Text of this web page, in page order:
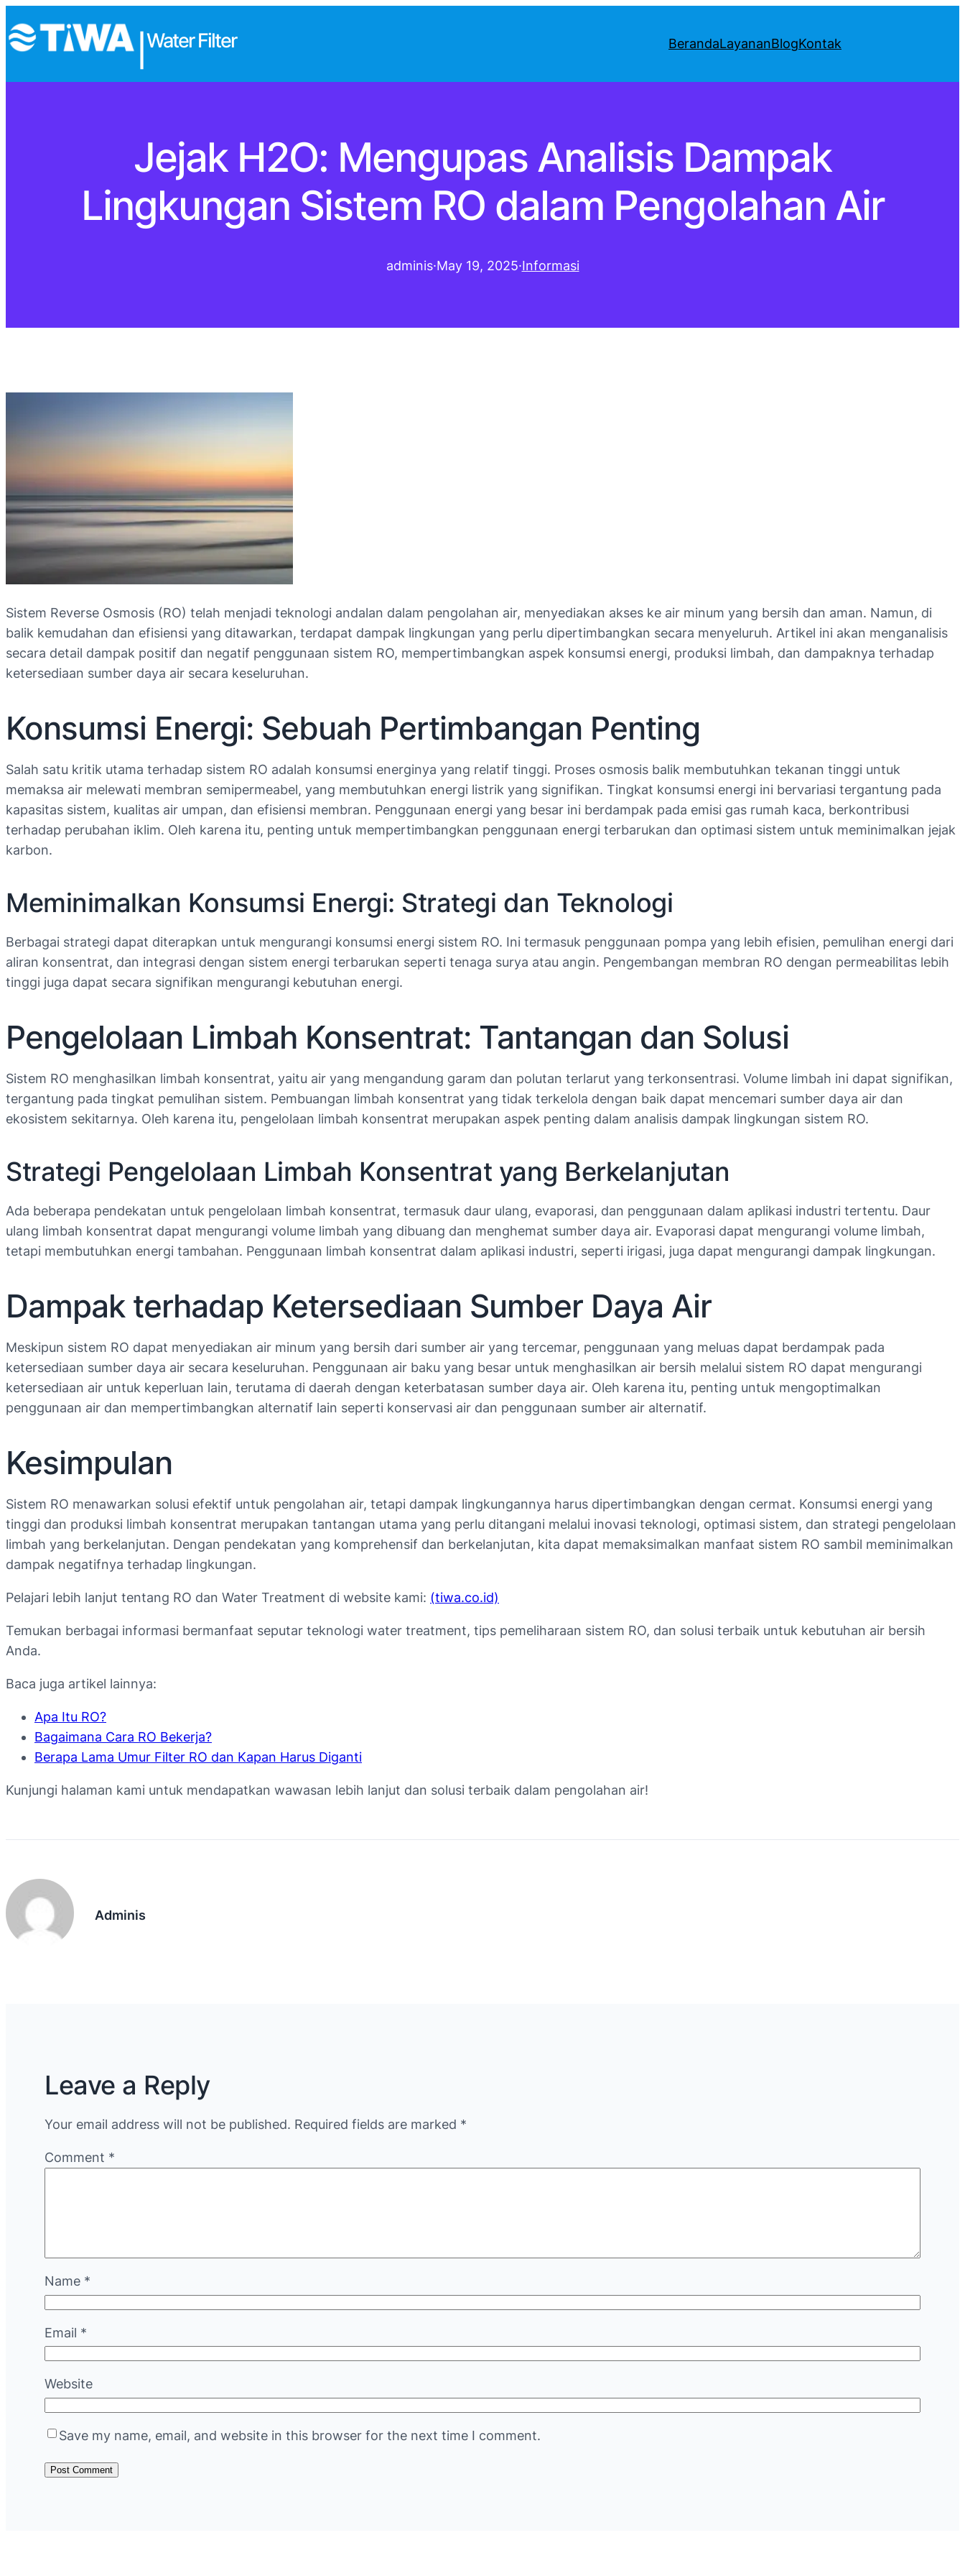
Water Filter BerandaLayananBlogKontak
Jejak H2O: Mengupas Analisis Dampak
Lingkungan Sistem RO dalam Pengolahan Air
adminis·May 19, 2025·Informasi
Sistem Reverse Osmosis (RO) telah menjadi teknologi andalan dalam pengolahan air, menyediakan akses ke air minum yang bersih dan aman. Namun, di
balik kemudahan dan efisiensi yang ditawarkan, terdapat dampak lingkungan yang perlu dipertimbangkan secara menyeluruh. Artikel ini akan menganalisis
secara detail dampak positif dan negatif penggunaan sistem RO, mempertimbangkan aspek konsumsi energi, produksi limbah, dan dampaknya terhadap
ketersediaan sumber daya air secara keseluruhan.
Konsumsi Energi: Sebuah Pertimbangan Penting
Salah satu kritik utama terhadap sistem RO adalah konsumsi energinya yang relatif tinggi. Proses osmosis balik membutuhkan tekanan tinggi untuk
memaksa air melewati membran semipermeabel, yang membutuhkan energi listrik yang signifikan. Tingkat konsumsi energi ini bervariasi tergantung pada
kapasitas sistem, kualitas air umpan, dan efisiensi membran. Penggunaan energi yang besar ini berdampak pada emisi gas rumah kaca, berkontribusi
terhadap perubahan iklim. Oleh karena itu, penting untuk mempertimbangkan penggunaan energi terbarukan dan optimasi sistem untuk meminimalkan jejak
karbon.
Meminimalkan Konsumsi Energi: Strategi dan Teknologi
Berbagai strategi dapat diterapkan untuk mengurangi konsumsi energi sistem RO. Ini termasuk penggunaan pompa yang lebih efisien, pemulihan energi dari
aliran konsentrat, dan integrasi dengan sistem energi terbarukan seperti tenaga surya atau angin. Pengembangan membran RO dengan permeabilitas lebih
tinggi juga dapat secara signifikan mengurangi kebutuhan energi.
Pengelolaan Limbah Konsentrat: Tantangan dan Solusi
Sistem RO menghasilkan limbah konsentrat, yaitu air yang mengandung garam dan polutan terlarut yang terkonsentrasi. Volume limbah ini dapat signifikan,
tergantung pada tingkat pemulihan sistem. Pembuangan limbah konsentrat yang tidak terkelola dengan baik dapat mencemari sumber daya air dan
ekosistem sekitarnya. Oleh karena itu, pengelolaan limbah konsentrat merupakan aspek penting dalam analisis dampak lingkungan sistem RO.
Strategi Pengelolaan Limbah Konsentrat yang Berkelanjutan
Ada beberapa pendekatan untuk pengelolaan limbah konsentrat, termasuk daur ulang, evaporasi, dan penggunaan dalam aplikasi industri tertentu. Daur
ulang limbah konsentrat dapat mengurangi volume limbah yang dibuang dan menghemat sumber daya air. Evaporasi dapat mengurangi volume limbah,
tetapi membutuhkan energi tambahan. Penggunaan limbah konsentrat dalam aplikasi industri, seperti irigasi, juga dapat mengurangi dampak lingkungan.
Dampak terhadap Ketersediaan Sumber Daya Air
Meskipun sistem RO dapat menyediakan air minum yang bersih dari sumber air yang tercemar, penggunaan yang meluas dapat berdampak pada
ketersediaan sumber daya air secara keseluruhan. Penggunaan air baku yang besar untuk menghasilkan air bersih melalui sistem RO dapat mengurangi
ketersediaan air untuk keperluan lain, terutama di daerah dengan keterbatasan sumber daya air. Oleh karena itu, penting untuk mengoptimalkan
penggunaan air dan mempertimbangkan alternatif lain seperti konservasi air dan penggunaan sumber air alternatif.
Kesimpulan
Sistem RO menawarkan solusi efektif untuk pengolahan air, tetapi dampak lingkungannya harus dipertimbangkan dengan cermat. Konsumsi energi yang
tinggi dan produksi limbah konsentrat merupakan tantangan utama yang perlu ditangani melalui inovasi teknologi, optimasi sistem, dan strategi pengelolaan
limbah yang berkelanjutan. Dengan pendekatan yang komprehensif dan berkelanjutan, kita dapat memaksimalkan manfaat sistem RO sambil meminimalkan
dampak negatifnya terhadap lingkungan.
Pelajari lebih lanjut tentang RO dan Water Treatment di website kami: (tiwa.co.id)
Temukan berbagai informasi bermanfaat seputar teknologi water treatment, tips pemeliharaan sistem RO, dan solusi terbaik untuk kebutuhan air bersih
Anda.
Baca juga artikel lainnya:
Apa Itu RO?
Bagaimana Cara RO Bekerja?
Berapa Lama Umur Filter RO dan Kapan Harus Diganti
Kunjungi halaman kami untuk mendapatkan wawasan lebih lanjut dan solusi terbaik dalam pengolahan air!
Adminis
Leave a Reply
Your email address will not be published. Required fields are marked *
Comment *
Name *
Email *
Website
Save my name, email, and website in this browser for the next time I comment.